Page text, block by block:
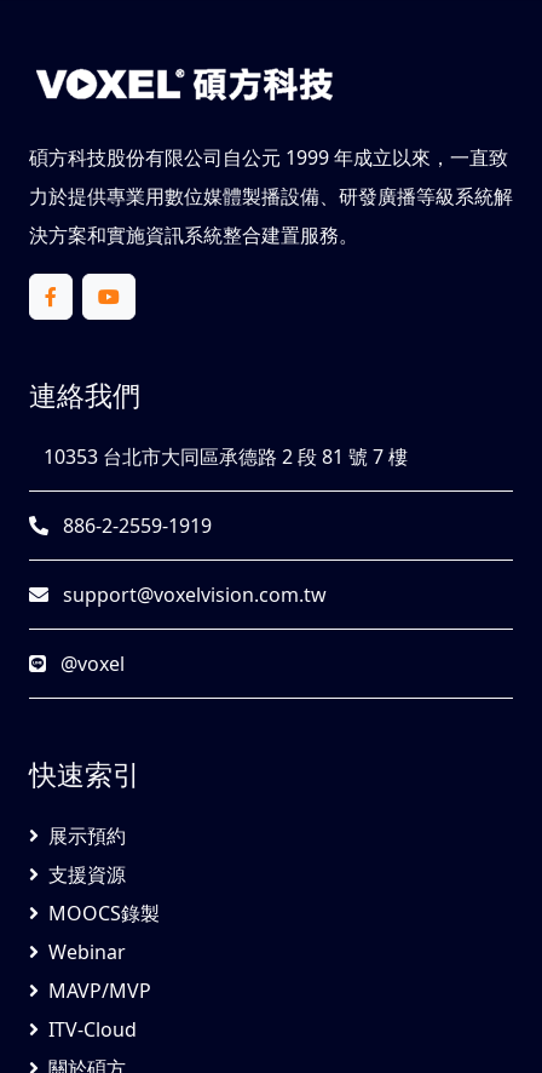
碩方科技股份有限公司自公元 1999 年成立以來，一直致
力於提供專業用數位媒體製播設備、研發廣播等級系統解
決方案和實施資訊系統整合建置服務。
連絡我們
10353 台北市大同區承德路 2 段 81 號 7 樓
886-2-2559-1919
support@voxelvision.com.tw
@voxel
快速索引
展示預約
支援資源
MOOCS錄製
Webinar
MAVP/MVP
ITV-Cloud